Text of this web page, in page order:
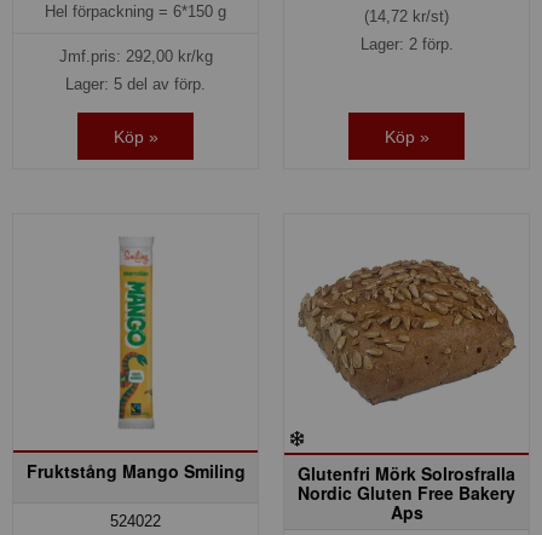
Hel förpackning = 6*150 g
Jmf.pris: 292,00kr/kg
Lager: 5 del av förp.
Köp »
(14,72 kr/st)
Lager: 2 förp.
Köp »
Fruktstång Mango Smiling
524022
Glutenfri Mörk Solrosfralla
Nordic Gluten Free Bakery
Aps